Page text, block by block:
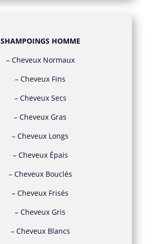
SHAMPOINGS HOMME
– Cheveux Normaux
–Cheveux Fins
– Cheveux Secs
–Cheveux Gras
–Cheveux Longs
– Cheveux Épais
– Cheveux Bouclés
–Cheveux Frisés
–Cheveux Gris
– Cheveux Blancs